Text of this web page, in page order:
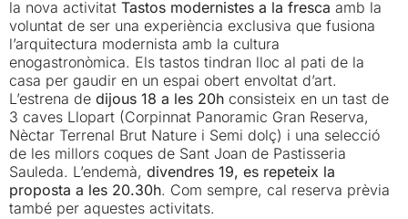
la nova activitat Tastos modernistes a la fresca amb la
voluntat de ser una experiència exclusiva que fusiona
l’arquitectura modernista amb la cultura
enogastronòmica. Els tastos tindran lloc al pati de la
casa per gaudir en un espai obert envoltat d’art.
L’estrena de dijous 18 a les 20h consisteix en un tast de
3 caves Llopart (Corpinnat Panoramic Gran Reserva,
Nèctar Terrenal Brut Nature i Semi dolç) i una selecció
de les millors coques de Sant Joan de Pastisseria
Sauleda. L’endemà, divendres 19, es repeteix la
proposta a les 20.30h. Com sempre, cal reserva prèvia
també per aquestes activitats.